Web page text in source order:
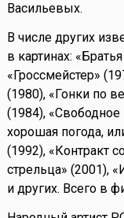
Васильевых.
В числе других
в картинах:
«Гроссмейстер»
(1980), «Гонки по
(1984),
хорошая погода,
(1992), «Контракт
стрельца» (2001),
и других. Всего в